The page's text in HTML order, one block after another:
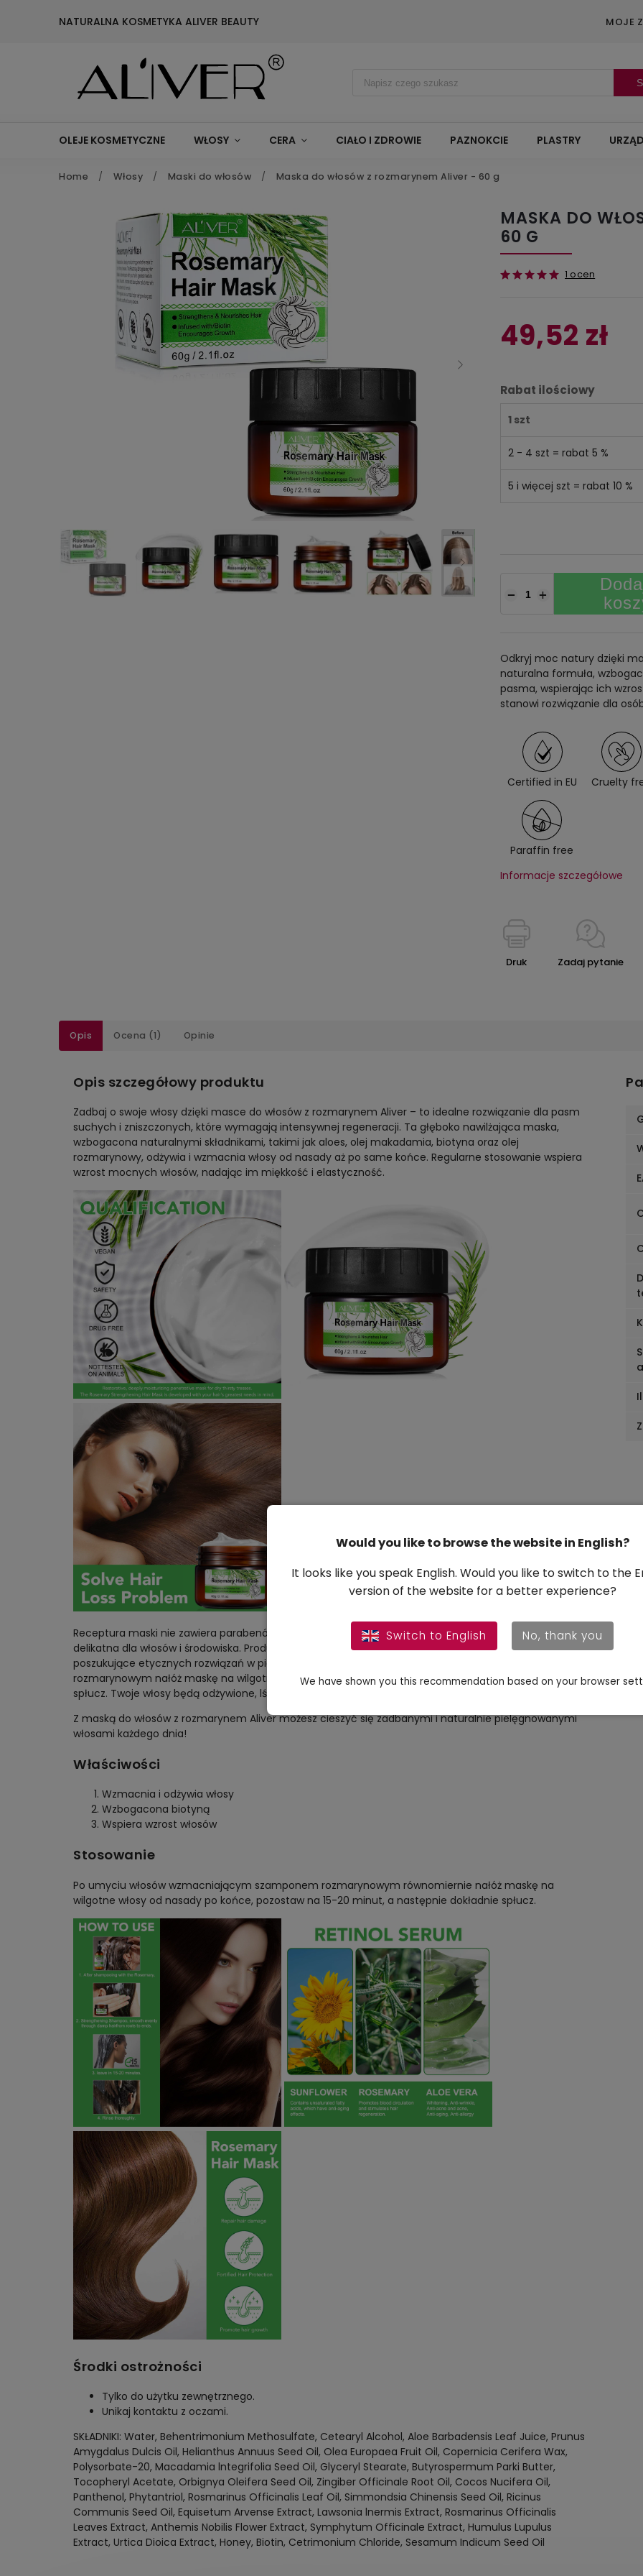
NATURALNA KOSMETYKA ALIVER BEAUTY MOJE
OLEJE KOSMETYCZNE WŁOSY CERA CIAŁO I ZDROWIE PAZNOKCIE PLASTRY
Home / Włosy / Maski do włosów / Maska do włosów z rozmarynem Aliver - 60 g
MASKA DO
60 G
1 ocen
49,52 zł
Rabat ilościowy
1 szt
2 - 4 szt = rabat 5 %
5 i więcej szt = rabat 10 %
+
−
Odkryj moc natury dzięki
naturalna formuła,
pasma, wspierając ich
stanowi rozwiązanie dla
Certified in EU Cruelty
Paraffin free
Informacje szczegółowe
Druk Zadaj pytanie
Opis Ocena (1) Opinie
Opis szczegółowy produktu
Zadbaj o swoje włosy dzięki masce do włosów z rozmarynem Aliver – to idealne rozwiązanie dla pasm
suchych i zniszczonych, które wymagają intensywnej regeneracji. Ta głęboko nawilżająca maska,
wzbogacona naturalnymi składnikami, takimi jak aloes, olej makadamia, biotyna oraz olej
rozmarynowy, odżywia i wzmacnia włosy od nasady aż po same końce. Regularne stosowanie wspiera
wzrost mocnych włosów, nadając im miękkość i elastyczność.
Receptura maski nie zawiera parabenów, olejów mineralnych, DEA ani parafin, dzięki czemu jest
delikatna dla włosów i środowiska. Produkt nie jest testowany na zwierzętach, co docenią osoby
poszukujące etycznych rozwiązań w pielęgnacji. Po umyciu włosów wzmacniającym szamponem
rozmarynowym nałóż maskę na wilgotne pasma, pozostaw na 15-20 minut, a następnie dokładnie
spłucz. Twoje włosy będą odżywione, lśniące i zyskają przyjemny zapach.
Z maską do włosów z rozmarynem Aliver możesz cieszyć się zadbanymi i naturalnie pielęgnowanymi
włosami każdego dnia!
Właściwości
Wzmacnia i odżywia włosy
Wzbogacona biotyną
Wspiera wzrost włosów
Stosowanie
Po umyciu włosów wzmacniającym szamponem rozmarynowym równomiernie nałóż maskę na
wilgotne włosy od nasady po końce, pozostaw na 15-20 minut, a następnie dokładnie spłucz.
Środki ostrożności
Tylko do użytku zewnętrznego.
Unikaj kontaktu z oczami.
SKŁADNIKI: Water, Behentrimonium Methosulfate, Cetearyl Alcohol, Aloe Barbadensis Leaf Juice, Prunus
Amygdalus Dulcis Oil, Helianthus Annuus Seed Oil, Olea Europaea Fruit Oil, Copernicia Cerifera Wax,
Polysorbate-20, Macadamia lntegrifolia Seed Oil, Glyceryl Stearate, Butyrospermum Parki Butter,
Tocopheryl Acetate, Orbignya Oleifera Seed Oil, Zingiber Officinale Root Oil, Cocos Nucifera Oil,
Panthenol, Phytantriol, Rosmarinus Officinalis Leaf Oil, Simmondsia Chinensis Seed Oil, Ricinus
Communis Seed Oil, Equisetum Arvense Extract, Lawsonia lnermis Extract, Rosmarinus Officinalis
Leaves Extract, Anthemis Nobilis Flower Extract, Symphytum Officinale Extract, Humulus Lupulus
Extract, Urtica Dioica Extract, Honey, Biotin, Cetrimonium Chloride, Sesamum Indicum Seed Oil
Would you like to browse the website in English?
It looks like you speak English. Would you like to switch to the
version of the website for a better experience?
Switch to English No, thank you
We have shown you this recommendation based on your browser